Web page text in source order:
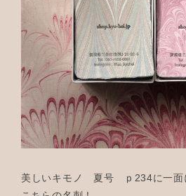
美しいキモノ 夏号 ｐ234に一面